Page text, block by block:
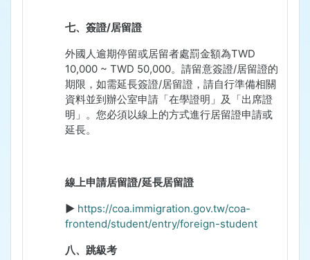
七、簽證/居留證
外國人逾期停留或居留者處罰金額為TWD
10,000 ~ TWD 50,000。請留意簽證/居留證的
期限，如需延長簽證/居留證，請自行準備相關
資料並到辦公室申請「在學證明」及「出席證
明」。您必須以線上的方式進行居留證申請或
延長。
線上申請居留證/延長居留證
► https://coa.immigration.gov.tw/coa-
frontend/student/entry/foreign-student
八、跳級考